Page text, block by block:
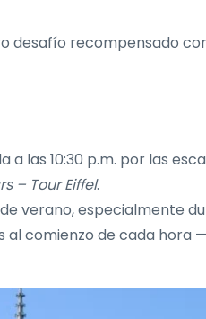
desafío recompensado
a las 10:30 p.m. por las
– Tour Eiffel.
verano, especialmente
comienzo de cada